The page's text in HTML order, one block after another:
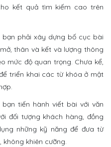
kết quả tìm kiếm cao trên
bạn phải xây dựng bố cục bài
thân và kết và lượng thông
mức độ quan trọng. Chưa kể,
triển khai các từ khóa ở mật
tiến hành viết bài với văn
đối tượng khách hàng, đồng
những kỹ năng để đưa từ
khiên cưỡng.